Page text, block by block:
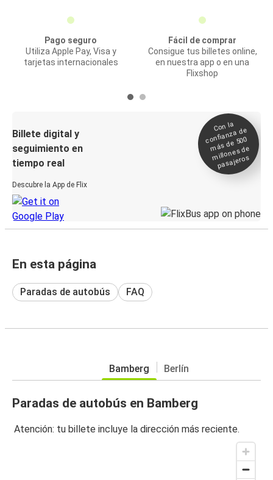
Pago seguro
Utiliza Apple Pay, Visa y
tarjetas internacionales
Fácil de comprar
Consigue tus billetes online,
en nuestra app o en una
Flixshop
Billete digital y
seguimiento en
tiempo real
Descubre la App de Flix
Con la
confianza de
más de 500
millones de
pasajeros
En esta página
Paradas de autobús FAQ
Bamberg Berlín
Paradas de autobús en Bamberg
Atención: tu billete incluye la dirección más reciente.